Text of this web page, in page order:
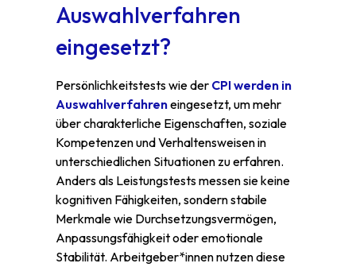
Auswahlverfahren
eingesetzt?
Persönlichkeitstests wie der CPI werden in
Auswahlverfahreneingesetzt, um mehr
über charakterliche Eigenschaften, soziale
Kompetenzen und Verhaltensweisen in
unterschiedlichen Situationen zu erfahren.
Anders als Leistungstests messen sie keine
kognitiven Fähigkeiten, sondern stabile
Merkmale wie Durchsetzungsvermögen,
Anpassungsfähigkeit oder emotionale
Stabilität. Arbeitgeber*innen nutzen diese